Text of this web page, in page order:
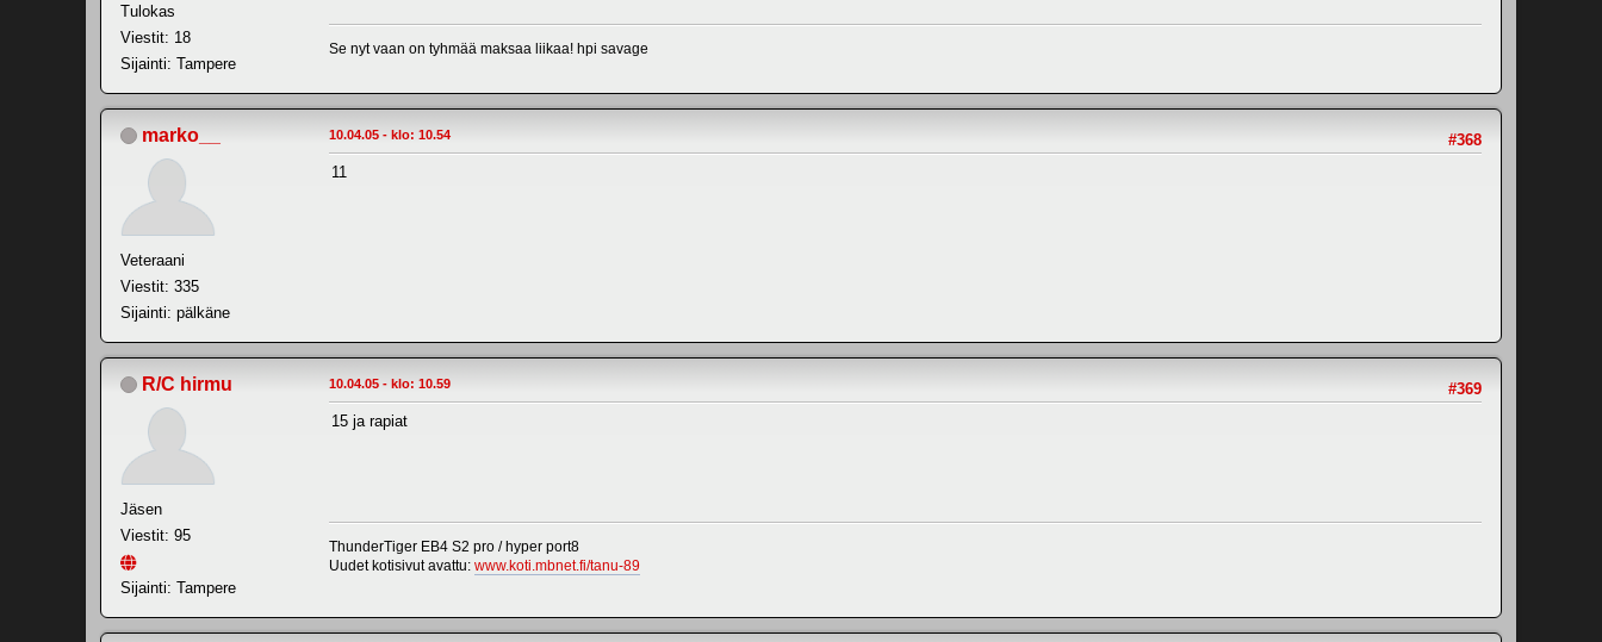
Tulokas
Viestit: 18
Sijainti: Tampere
Se nyt vaan on tyhmää maksaa liikaa! hpi savage
marko__
Veteraani
Viestit: 335
Sijainti: pälkäne
#368
10.04.05 - klo: 10.54
11
R/C hirmu
Jäsen
Viestit: 95
Sijainti: Tampere
#369
10.04.05 - klo: 10.59
15 ja rapiat
ThunderTiger EB4 S2 pro / hyper port8
Uudet kotisivut avattu: www.koti.mbnet.fi/tanu-89